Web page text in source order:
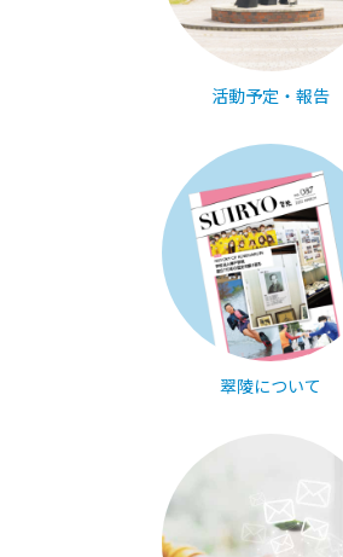
活動予定・報告
翠陵について